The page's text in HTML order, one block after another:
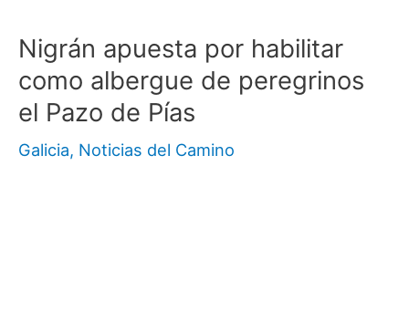
Nigrán apuesta por habilitar
como albergue de peregrinos
el Pazo de Pías
Galicia, Noticias del Camino